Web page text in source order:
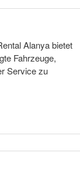
Alanya bietet
Fahrzeuge,
Service zu